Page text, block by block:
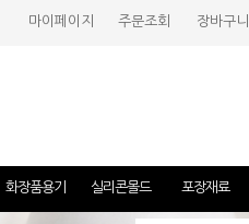
마이페이지 주문조회 장바구니
화장품용기 실리콘몰드 포장재료